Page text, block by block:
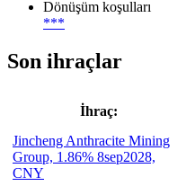
Dönüşüm koşulları
***
Son ihraçlar
İhraç:
Jincheng Anthracite Mining
Group, 1.86% 8sep2028,
CNY